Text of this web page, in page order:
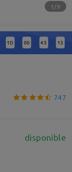
1/9
1 D : 00 : 45 : 13
747
disponible